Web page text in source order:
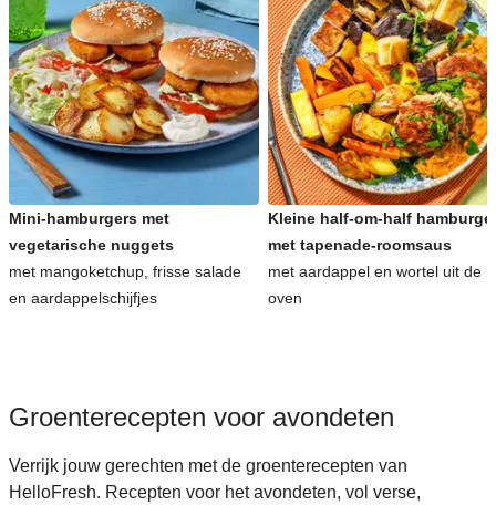
Makkelijke recepten voor avondeten
Snelle recepten voor avondeten
Kinderrecepten voor avondeten
Mini-hamburgers met
vegetarische nuggets
met mangoketchup, frisse salade
en aardappelschijfjes
Kleine half-om-half
met tapenade-roomsaus
met aardappel en wortel uit de
oven
Groenterecepten voor avondeten
Verrijk jouw gerechten met de groenterecepten van
HelloFresh. Recepten voor het avondeten, vol verse,